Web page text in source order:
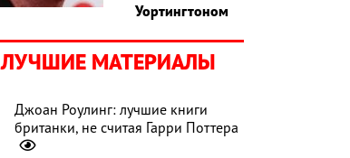
Уортингтоном
ЛУЧШИЕ МАТЕРИАЛЫ
Джоан Роулинг: лучшие книги
британки, не считая Гарри Поттера